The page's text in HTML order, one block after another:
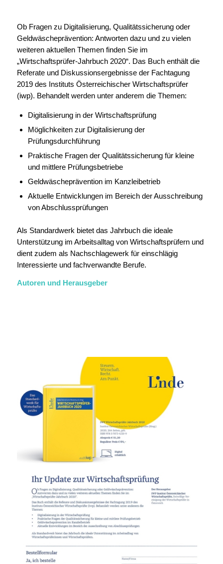
Ob Fragen zu Digitalisierung, Qualitätssicherung oder
Geldwäscheprävention: Antworten dazu und zu vielen
weiteren aktuellen Themen finden Sie im
„Wirtschaftsprüfer-Jahrbuch 2020“. Das Buch enthält die
Referate und Diskussionsergebnisse der Fachtagung
2019 des Instituts Österreichischer Wirtschaftsprüfer
(iwp). Behandelt werden unter anderem die Themen:
Digitalisierung in der Wirtschaftsprüfung
Möglichkeiten zur Digitalisierung der
Prüfungsdurchführung
Praktische Fragen der Qualitätssicherung für kleine
und mittlere Prüfungsbetriebe
Geldwäscheprävention im Kanzleibetrieb
Aktuelle Entwicklungen im Bereich der Ausschreibung
von Abschlussprüfungen
Als Standardwerk bietet das Jahrbuch die ideale
Unterstützung im Arbeitsalltag von Wirtschaftsprüfern und
dient zudem als Nachschlagewerk für einschlägig
Interessierte und fachverwandte Berufe.
Autoren und Herausgeber